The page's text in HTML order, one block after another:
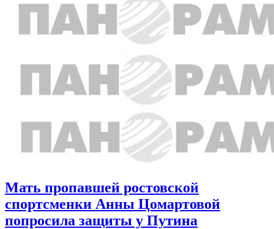
Мать пропавшей ростовской
спортсменки Анны Цомартовой
попросила защиты у Путина